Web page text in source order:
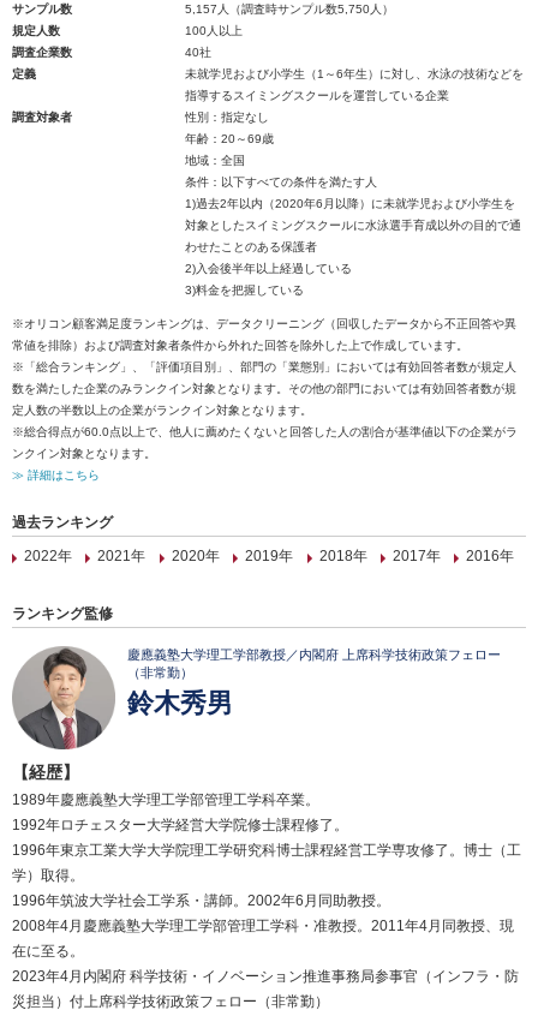
サンプル数
5,157人（調査時サンプル数5,750人）
規定人数
100人以上
調査企業数
40社
定義
未就学児および小学生（1～6年生）に対し、水泳の技術などを
指導するスイミングスクールを運営している企業
調査対象者
性別：指定なし
年齢：20～69歳
地域：全国
条件：以下すべての条件を満たす人
1)過去2年以内（2020年6月以降）に未就学児および小学生を
対象としたスイミングスクールに水泳選手育成以外の目的で通
わせたことのある保護者
2)入会後半年以上経過している
3)料金を把握している
※オリコン顧客満足度ランキングは、データクリーニング（回収したデータから不正回答や異
常値を排除）および調査対象者条件から外れた回答を除外した上で作成しています。
※「総合ランキング」、「評価項目別」、部門の「業態別」においては有効回答者数が規定人
数を満たした企業のみランクイン対象となります。その他の部門においては有効回答者数が規
定人数の半数以上の企業がランクイン対象となります。
※総合得点が60.0点以上で、他人に薦めたくないと回答した人の割合が基準値以下の企業がラ
ンクイン対象となります。
≫ 詳細はこちら
過去ランキング
2022年
2021年 2020年 2019年 2018年 2017年 2016年
ランキング監修
慶應義塾大学理工学部教授／内閣府 上席科学技術政策フェロー
（非常勤）
鈴木秀男
【経歴】
1989年慶應義塾大学理工学部管理工学科卒業。
1992年ロチェスター大学経営大学院修士課程修了。
1996年東京工業大学大学院理工学研究科博士課程経営工学専攻修了。博士（工
学）取得。
1996年筑波大学社会工学系・講師。2002年6月同助教授。
2008年4月慶應義塾大学理工学部管理工学科・准教授。2011年4月同教授、現
在に至る。
2023年4月内閣府 科学技術・イノベーション推進事務局参事官（インフラ・防
災担当）付上席科学技術政策フェロー（非常勤）